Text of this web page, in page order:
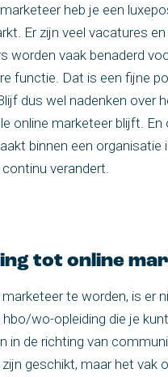
heb je een
Er zijn veel vacatures en
worden vaak benaderd
functie. Dat is een fijne
dus wel nadenken over
online marketeer blijft. En
binnen een organisatie
verandert.
tot online
te worden, is er
wo-opleiding die je kunt
in de richting van
geschikt, maar het vak